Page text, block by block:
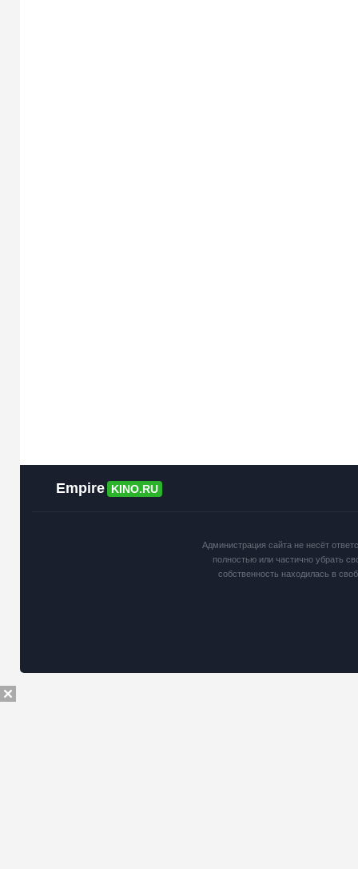
Empire KINO.RU
Администрация сайта не несёт
полностью или частично убрать
собственность находилась в